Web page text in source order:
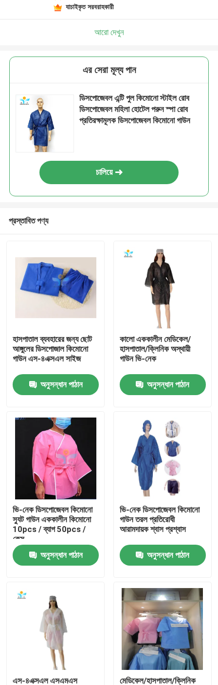
আমাদের সম্পর্কে
কারখানা ভ্রমণ
মান নিয়ন্ত্রণ
যোগাযোগ করুন
নিষ্পত্তিযোগ্য প্রতিরক্ষামূলক পরিধান
নিষ্পত্তিযোগ্য সুরক্ষা স্যুট
ডিসপোজেবল প্রতিরক্ষামূলক সামগ্রিক rall
যাচাইকৃত সরবরাহকারী
আরো দেখুন
এর সেরা মূল্য পান
ডিসপোজেবল এন্টি পুল কিমোনো স্টাইল রোব
ডিসপোজেবল মহিলা হোটেল পরুন স্পা রোব
প্রতিরক্ষামূলক ডিসপোজেবল কিমোনো গাউন
চালিয়ে
প্রস্তাবিত পণ্য
হাসপাতাল ব্যবহারের জন্য ছোট
আঙ্গুলের ডিসপোজাল কিমোনো
গাউন এস-৪এক্সএল সাইজ
অনুসন্ধান পাঠান
কালো এককালীন মেডিকেল/
হাসপাতাল/ক্লিনিক অস্থায়ী
গাউন ভি-নেক
অনুসন্ধান পাঠান
ভি-নেক ডিসপোজেবল কিমোনো
স্যুট গাউন এককালীন কিমোনো
10pcs / ব্যাগ 50pcs /
কেস
অনুসন্ধান পাঠান
ভি-নেক ডিসপোজেবল কিমোনো
গাউন তরল প্রতিরোধী
আরামদায়ক শ্বাস প্রশ্বাস
অনুসন্ধান পাঠান
এস-৪এক্সএল এসএমএস মেডিকেল/হাসপাতাল/ক্লিনিক